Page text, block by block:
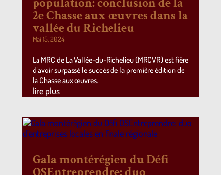
2e Chasse aux œuvres dans la
vallée du Richelieu
Mai 15, 2024
La MRC de La Vallée-du-Richelieu (MRCVR) est fière
d’avoir surpassé le succès de la première édition de
la Chasse aux œuvres.
lire plus
Gala montérégien du Défi